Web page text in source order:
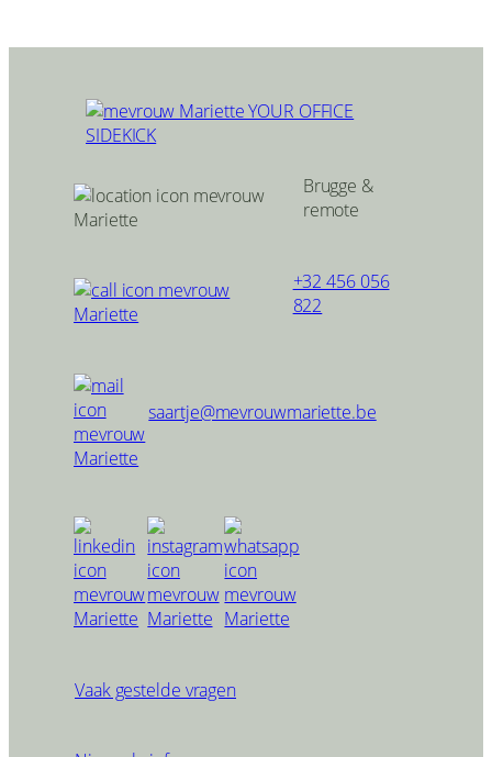
Brugge &
remote
+32 456 056
822
saartje@mevrouwmariette.be
Vaak gestelde vragen